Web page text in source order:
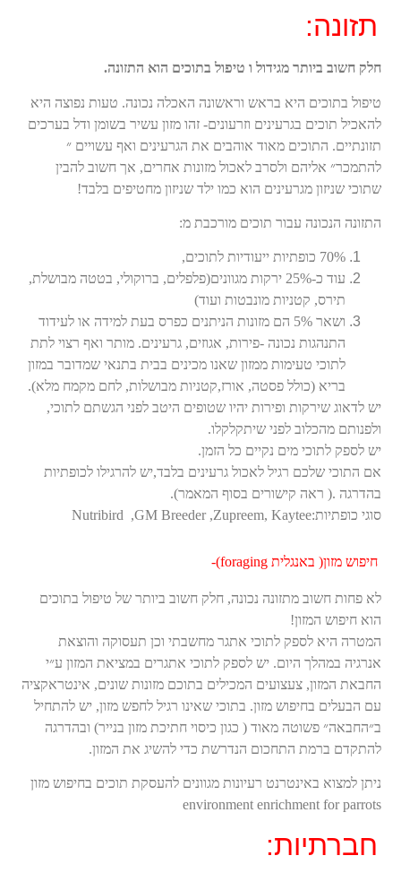
תזונה:
חלק חשוב ביותר מגידול ו טיפול בתוכים הוא התזונה.
טיפול בתוכים היא בראש וראשונה האכלה נכונה. טעות נפוצה היא
להאכיל תוכים בגרעינים וזרעונים- זהו מזון עשיר בשומן ודל בערכים
תזונתיים. התוכים מאוד אוהבים את הגרעינים ואף עשויים ״
להתמכר״ אליהם ולסרב לאכול מזונות אחרים, אך חשוב להבין
שתוכי שניזון מגרעינים הוא כמו ילד שניזון מחטיפים בלבד!
התזונה הנכונה עבור תוכים מורכבת מ:
70% כופתיות ייעודיות לתוכים,
עוד כ-25% ירקות מגוונים(פלפלים, ברוקולי, בטטה מבושלת,
תירס, קטניות מונבטות ועוד)
ושאר 5% הם מזונות הניתנים כפרס בעת למידה או לעידוד
התנהגות נכונה -פירות, אגוזים, גרעינים. מותר ואף רצוי לתת
לתוכי טעימות ממזון שאנו מכינים בבית בתנאי שמדובר במזון
בריא (כולל פסטה, אורז,קטניות מבושלות, לחם מקמח מלא).
יש לדאוג שירקות ופירות יהיו שטופים היטב לפני הגשתם לתוכי,
ולפנותם מהכלוב לפני שיתקלקלו.
יש לספק לתוכי מים נקיים כל הזמן.
אם התוכי שלכם רגיל לאכול גרעינים בלבד,יש להרגילו לכופתיות
בהדרגה .( ראה קישורים בסוף המאמר).
סוגי כופתיות:Nutribird ,GM Breeder ,Zupreem, Kaytee
חיפוש מזון( באנגלית foraging)-
לא פחות חשוב מתזונה נכונה, חלק חשוב ביותר של טיפול בתוכים
הוא חיפוש המזון!
המטרה היא לספק לתוכי אתגר מחשבתי וכן תעסוקה והוצאת
אנרגיה במהלך היום. יש לספק לתוכי אתגרים במציאת המזון ע״י
החבאת המזון, צעצועים המכילים בתוכם מזונות שונים, אינטראקציה
עם הבעלים בחיפוש מזון. בתוכי שאינו רגיל לחפש מזון, יש להתחיל
ב״החבאה״ פשוטה מאוד ( כגון כיסוי חתיכת מזון בנייר) ובהדרגה
להתקדם ברמת התחכום הנדרשת כדי להשיג את המזון.
ניתן למצוא באינטרנט רעיונות מגוונים להעסקת תוכים בחיפוש מזון
environment enrichment for parrots
חברתיות: